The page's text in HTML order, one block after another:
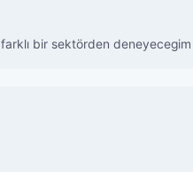
bir sektörden